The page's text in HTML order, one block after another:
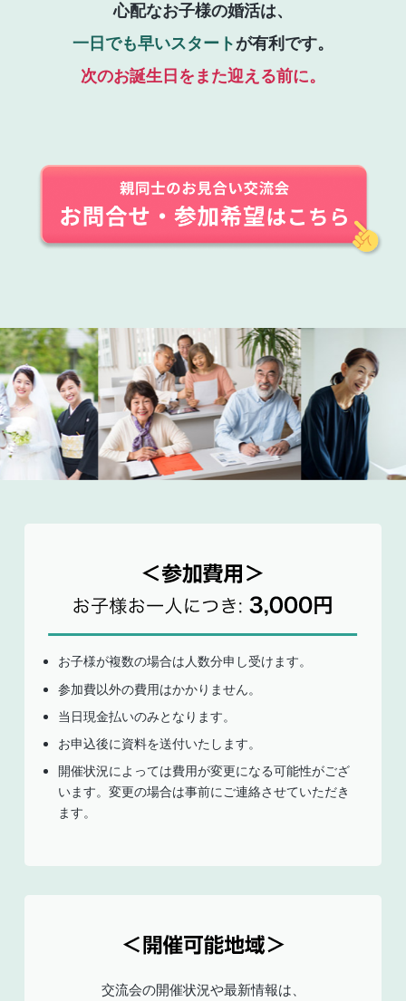
心配なお子様の婚活は、
一日でも早いスタートが有利です。
次のお誕生日をまた迎える前に。
お子様が複数の場合は人数分申し受けます。
参加費以外の費用はかかりません。
当日現金払いのみとなります。
お申込後に資料を送付いたします。
開催状況によっては費用が変更になる可能性がござ
います。変更の場合は事前にご連絡させていただき
ます。
交流会の開催状況や最新情報は、